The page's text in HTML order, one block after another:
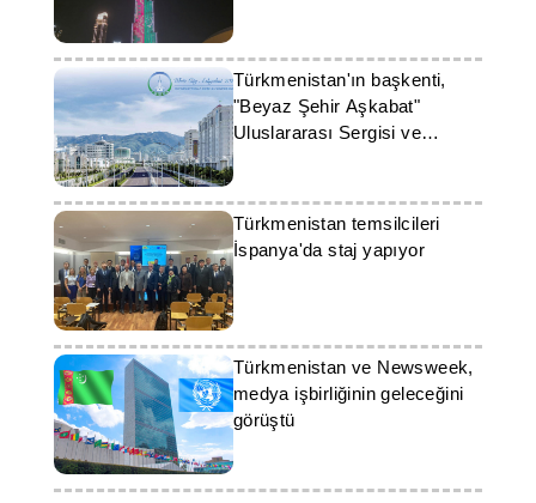
Türkmenistan'ın başkenti,
"Beyaz Şehir Aşkabat"
Uluslararası Sergisi ve
Konferansı'na ev sahipliği
yapacak
Türkmenistan temsilcileri
İspanya'da staj yapıyor
Türkmenistan ve Newsweek,
medya işbirliğinin geleceğini
görüştü